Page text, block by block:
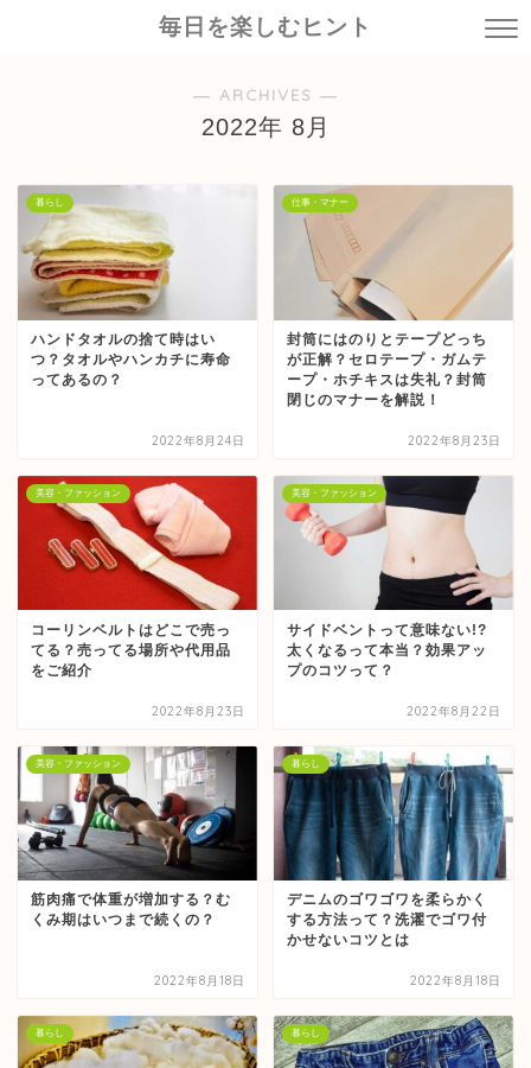
毎日を楽しむヒント
― ARCHIVES ―
2022年 8月
暮らし
ハンドタオルの捨て時はい
つ？タオルやハンカチに寿命
ってあるの？
2022年8月24日
仕事・マナー
封筒にはのりとテープどっち
が正解？セロテープ・ガムテ
ープ・ホチキスは失礼？封筒
閉じのマナーを解説！
2022年8月23日
美容・ファッション
コーリンベルトはどこで売っ
てる？売ってる場所や代用品
をご紹介
2022年8月23日
美容・ファッション
サイドベントって意味ない!?
太くなるって本当？効果アッ
プのコツって？
2022年8月22日
美容・ファッション
筋肉痛で体重が増加する？む
くみ期はいつまで続くの？
2022年8月18日
暮らし
デニムのゴワゴワを柔らかく
する方法って？洗濯でゴワ付
かせないコツとは
2022年8月18日
暮らし 暮らし